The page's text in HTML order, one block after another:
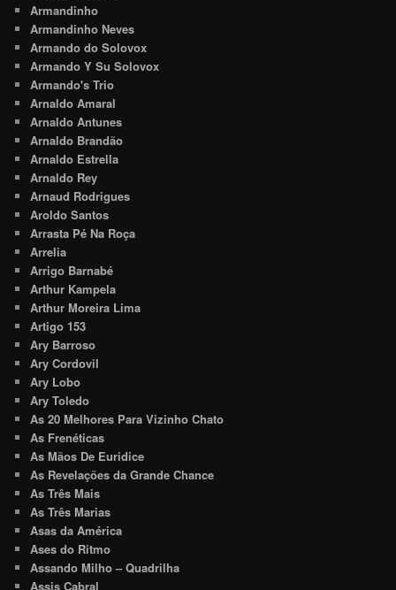
Armandinho
Armandinho Neves
Armando do Solovox
Armando Y Su Solovox
Armando's Trio
Arnaldo Amaral
Arnaldo Antunes
Arnaldo Brandão
Arnaldo Estrella
Arnaldo Rey
Arnaud Rodrigues
Aroldo Santos
Arrasta Pé Na Roça
Arrelia
Arrigo Barnabé
Arthur Kampela
Arthur Moreira Lima
Artigo 153
Ary Barroso
Ary Cordovil
Ary Lobo
Ary Toledo
As 20 Melhores Para Vizinho Chato
As Frenéticas
As Mãos De Euridice
As Revelações da Grande Chance
As Três Mais
As Três Marias
Asas da América
Ases do Ritmo
Assando Milho – Quadrilha
Assis Cabral